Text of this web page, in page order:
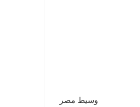
وسيط مصر